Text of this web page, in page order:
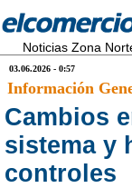
Noticias Zona
03.06.2026 - 0:57
Información
Cambios
sistema y
controles